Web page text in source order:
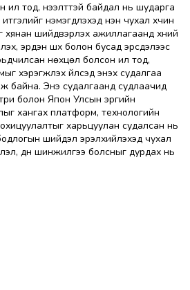
тод, нээлттэй байдал нь шударга
нэмэгдүүлэхэд нэн чухал хүчин
хянан шийдвэрлэх ажиллагаанд хүний
эрүүдэн шүүх болон бусад эрсдэлээс
нөхцөл болсон ил тод,
үйлсэд энэхүү судалгаа
байна. Энэ судалгаанд судлаачид
болон Япон Улсын эрүүгийн
хангах платформ, технологийн
харьцуулан судалсан нь
шийдэл эрэлхийлэхэд чухал
дүн шинжилгээ болсныг дурдах нь